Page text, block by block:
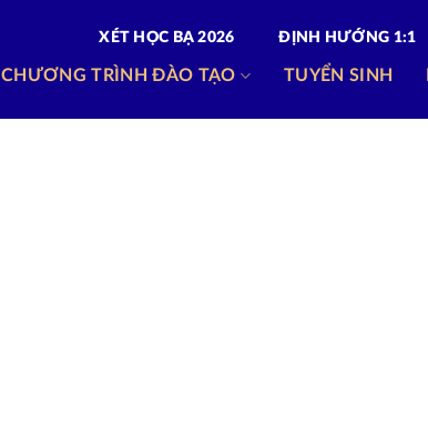
XÉT HỌC BẠ 2026 ĐỊNH HƯỚNG 1:1
CHƯƠNG TRÌNH ĐÀO TẠO TUYỂN SINH